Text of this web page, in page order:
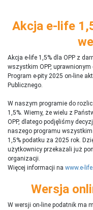
Akcja e-life
Akcja e-life 1,5% dla OPP z
wszystkim OPP,
Program e-pity 2025 on-line
Publicznego.
W naszym programie do
1,5%. Wiemy, że wielu z
OPP, dlatego podjęliśmy
naszego programu
1,5% podatku za 2025 rok.
użytkownicy przekazali już
organizacji.
Więcej informacji na www.e-
Wersja
W wersji on-line podatnik ma